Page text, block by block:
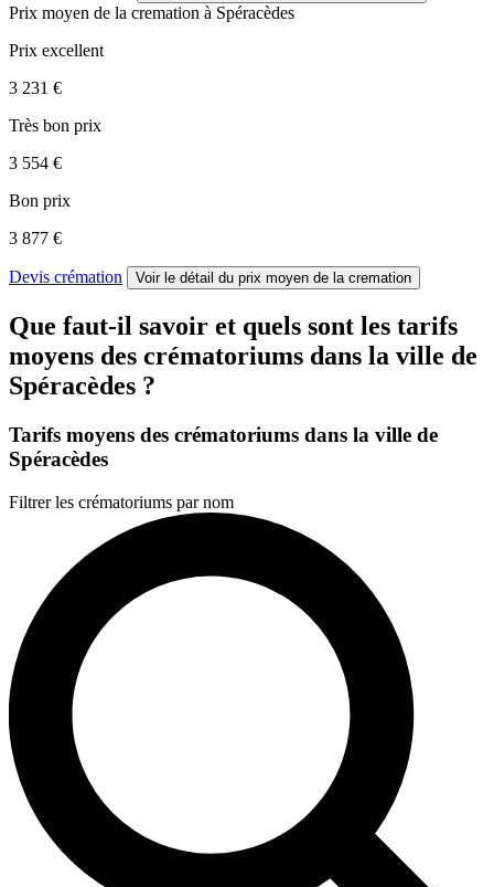
Prix moyen de la cremation à Spéracèdes
Prix excellent
3 231 €
Très bon prix
3 554 €
Bon prix
3 877 €
Devis crémation Voir le détail du prix moyen de la cremation
Que faut-il savoir et quels sont les tarifs
moyens des crématoriums dans la ville de
Spéracèdes ?
Tarifs moyens des crématoriums dans la ville de
Spéracèdes
Filtrer les crématoriums par nom